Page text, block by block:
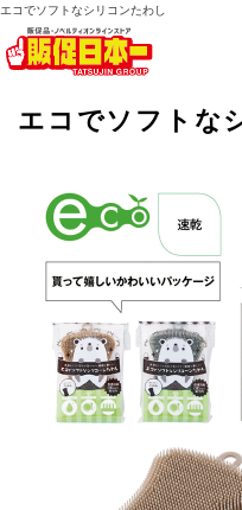
エコでソフトなシリコンたわし
エコでソフトな